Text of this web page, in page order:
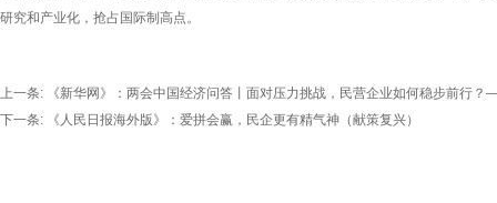
研究和产业化，抢占国际制高点。
上一条:
《新华网》：两会中国经济问答丨面对压力挑战，民营企业如何稳步前行
下一条:
《人民日报海外版》：爱拼会赢，民企更有精气神（献策复兴）